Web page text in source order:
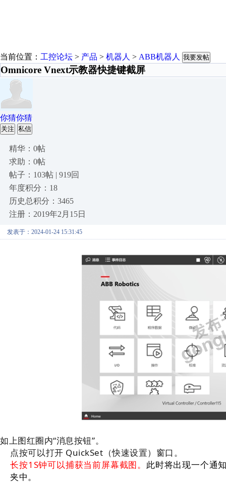
当前位置： 工控论坛 > 产品 > 机器人 > ABB机器人 我要发帖
Omnicore Vnext示教器快捷键截屏
你猜你猜
关注 私信
精华：0帖
求助：0帖
帖子：103帖 | 919回
年度积分：18
历史总积分：3465
注册：2019年2月15日
发表于：2024-01-24 15:31:45
如上图红圈内“消息按钮”。
点按可以打开 QuickSet（快速设置）窗口。
长按1S钟可以捕获当前屏幕截图。 此时将出现一个通
夹中。